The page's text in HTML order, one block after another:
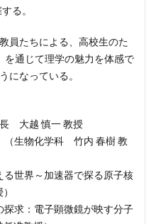
る。
員たちによる、高校生のた
通じて理学の魅力を体感で
になっている。
大越 慎一 教授
（生物化学科 竹内 春樹 教
世界～加速器で探る原子核
求：電子顕微鏡が映す分子